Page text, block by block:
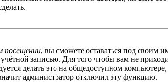
посещении, вы сможете оставаться под своим
записью. Для того чтобы вам не
делать это на общедоступном
значит администратор отключил эту функцию.